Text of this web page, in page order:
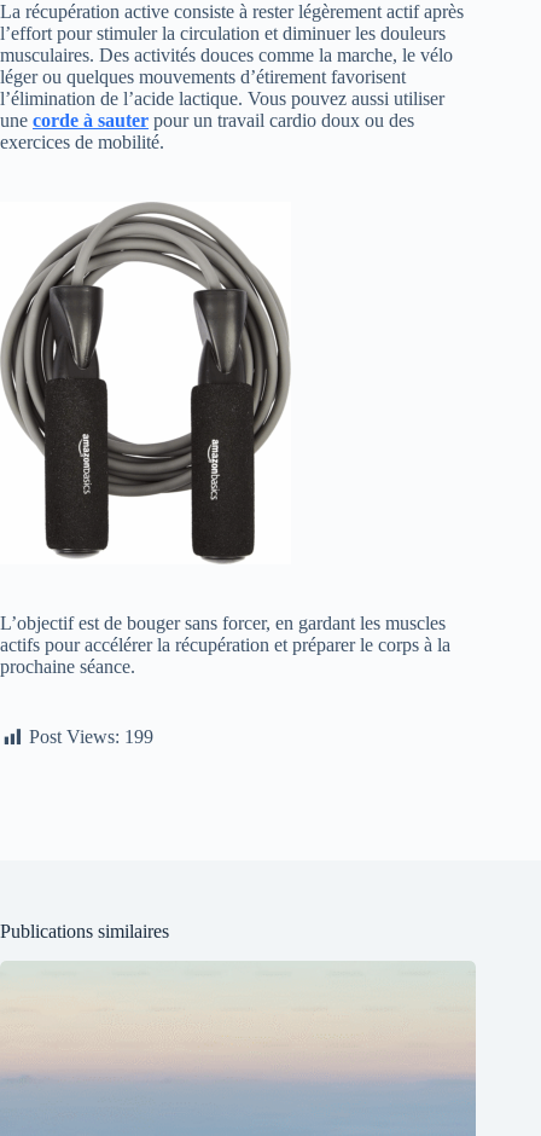
La récupération active consiste à rester légèrement actif après
l’effort pour stimuler la circulation et diminuer les douleurs
musculaires. Des activités douces comme la marche, le vélo
léger ou quelques mouvements d’étirement favorisent
l’élimination de l’acide lactique. Vous pouvez aussi utiliser
une corde à sauter pour un travail cardio doux ou des
exercices de mobilité.
L’objectif est de bouger sans forcer, en gardant les muscles
actifs pour accélérer la récupération et préparer le corps à la
prochaine séance.
Post Views: 199
Publications similaires